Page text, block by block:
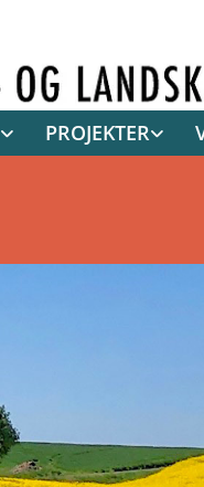
PROJEKTER